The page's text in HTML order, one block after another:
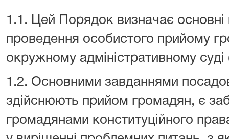
1.1. Цей Порядок визначає основні
проведення особистого прийому
окружному адміністративному суді
1.2. Основними завданнями
здійснюють прийом громадян, є
громадянами конституційного